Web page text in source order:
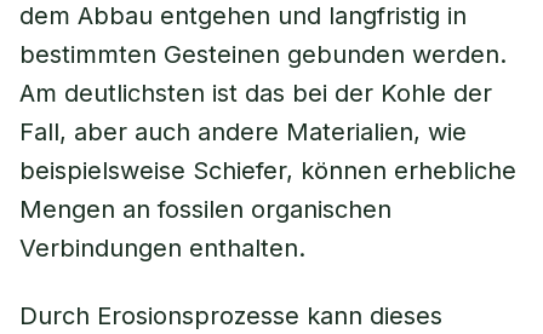
dem Abbau entgehen und langfristig in
bestimmten Gesteinen gebunden werden.
Am deutlichsten ist das bei der Kohle der
Fall, aber auch andere Materialien, wie
beispielsweise Schiefer, können erhebliche
Mengen an fossilen organischen
Verbindungen enthalten.
Durch Erosionsprozesse kann dieses